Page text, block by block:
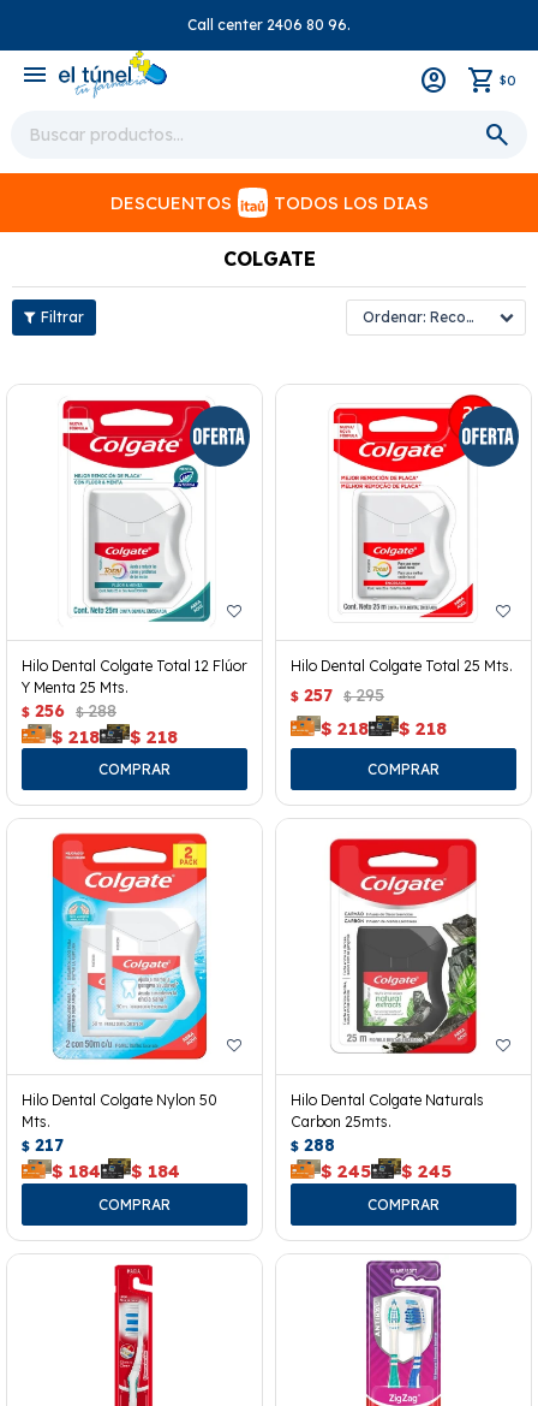
Call center 2406 80 96.
menu $0
DESCUENTOS TODOS LOS DIAS
COLGATE
Recomendados
Hilo Dental Colgate Total 12 Flúor
Y Menta 25 Mts.
$ 256 $ 288
$ 218 $ 218
Hilo Dental Colgate Total 25 Mts.
$ 257 $ 295
$ 218 $ 218
Hilo Dental Colgate Nylon 50
Mts.
$ 217
$ 184 $ 184
Hilo Dental Colgate Naturals
Carbon 25mts.
$ 288
$ 245 $ 245
close